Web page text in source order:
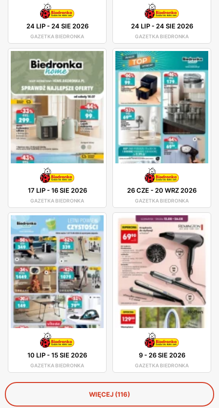
24 LIP- 24 SIE 2026
GAZETKA BIEDRONKA
24 LIP- 24 SIE 2026
GAZETKA BIEDRONKA
17 LIP-16 SIE 2026
GAZETKA BIEDRONKA
26 CZE-20 WRZ 2026
GAZETKA BIEDRONKA
10 LIP-15 SIE 2026
GAZETKA BIEDRONKA
9- 26 SIE 2026
GAZETKA BIEDRONKA
WIĘCEJ (116)